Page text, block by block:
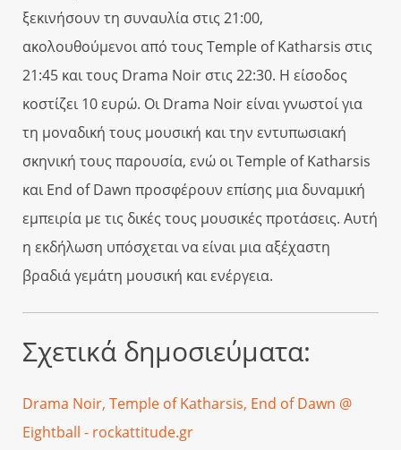
ξεκινήσουν τη συναυλία στις 21:00,
ακολουθούμενοι από τους Temple of Katharsis στις
21:45 και τους Drama Noir στις 22:30. Η είσοδος
κοστίζει 10 ευρώ. Οι Drama Noir είναι γνωστοί για
τη μοναδική τους μουσική και την εντυπωσιακή
σκηνική τους παρουσία, ενώ οι Temple of Katharsis
και End of Dawn προσφέρουν επίσης μια δυναμική
εμπειρία με τις δικές τους μουσικές προτάσεις. Αυτή
η εκδήλωση υπόσχεται να είναι μια αξέχαστη
βραδιά γεμάτη μουσική και ενέργεια.
Σχετικά δημοσιεύματα:
Drama Noir, Temple of Katharsis, End of Dawn @
Eightball - rockattitude.gr